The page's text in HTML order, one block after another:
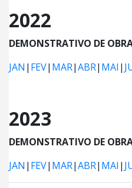
2022
DEMONSTRATIVO DE
JAN | FEV| MAR|ABR| MAI |
2023
DEMONSTRATIVO DE
JAN | FEV| MAR|ABR| MAI |